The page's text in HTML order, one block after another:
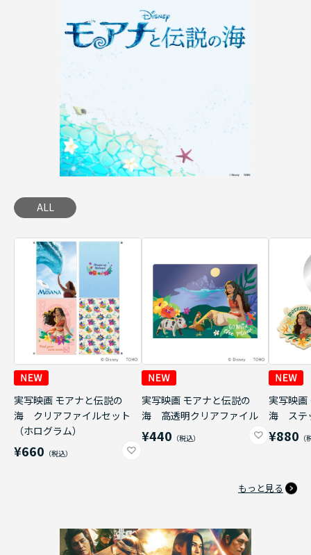
ALL
実写映画 モアナと伝説の
海 クリアファイルセット
（ホログラム）
¥660
実写映画 モアナと伝説の
海 高透明クリアファイル
¥440
実写映画
海 ステ
¥880
もっと見る